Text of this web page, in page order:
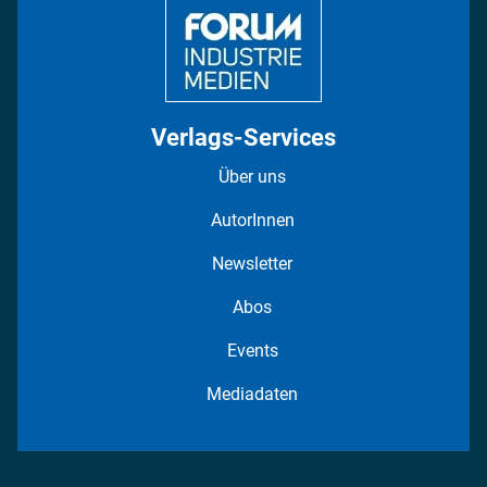
Verlags-Services
Über uns
AutorInnen
Newsletter
Abos
Events
Mediadaten